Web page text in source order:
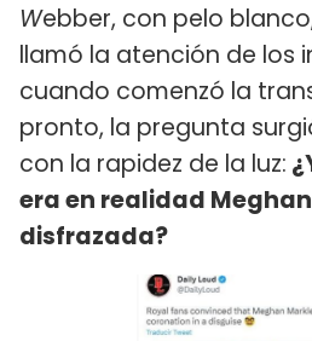
Webber, con pelo
llamó la atención de los
cuando comenzó la
pronto, la pregunta
con la rapidez de la luz:
era en realidad
disfrazada?